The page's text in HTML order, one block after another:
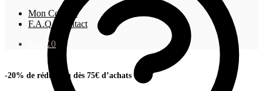
Mon Compte
F.A.Q / Contact
€ 0
-20% de réduction dès 75€ d’achats